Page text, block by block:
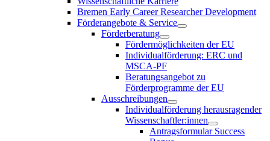
Bremen Early Career Researcher Development
Förderangebote & Service
Förderberatung
Fördermöglichkeiten der EU
Individualförderung: ERC und
MSCA-PF
Beratungsangebot zu
Förderprogramme der EU
Ausschreibungen
Individualförderung herausragender
Wissenschaftler:innen
Antragsformular Success